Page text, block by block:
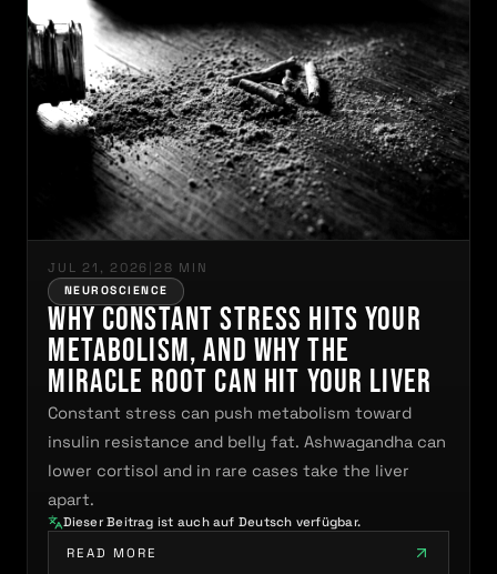
JUL 21, 2026 28 MIN
NEUROSCIENCE
Why Constant Stress Hits Your
Metabolism, and Why the
Miracle Root Can Hit Your Liver
Constant stress can push metabolism toward
insulin resistance and belly fat. Ashwagandha can
lower cortisol and in rare cases take the liver
apart.
Dieser Beitrag ist auch auf Deutsch verfügbar.
READ MORE